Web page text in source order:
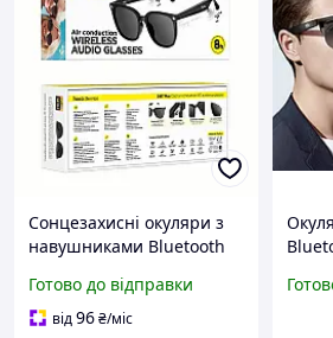
Сонцезахисні окуляри з
навушниками Bluetooth
BT audio sunglasses DI87
Max | BT5.2, 8h|
Готово до відправки
від96₴/міс
з